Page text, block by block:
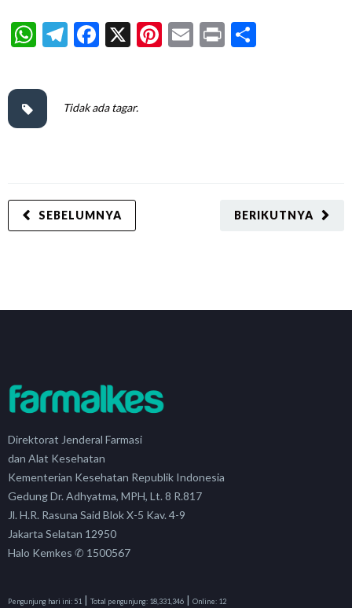
WhatsApp
Telegram
Facebook
X Pinterest
Email
Print
Tidak ada tagar.
BERIKUTNYA
SEBELUMNYA
Direktorat Jenderal Farmasi
dan Alat Kesehatan
Kementerian Kesehatan Republik Indonesia
Gedung Dr. Adhyatma, MPH, Lt. 8 R.817
Jl. H.R. Rasuna Said Blok X-5 Kav. 4-9
Jakarta Selatan 12950
Halo Kemkes ✆ 1500567
Pengunjung hari ini: 51 | Total pengunjung: 18,331,346 | Online: 12